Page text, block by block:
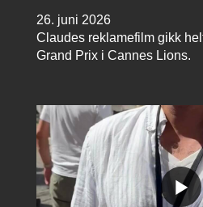
26. juni 2026
Claudes reklamefilm gikk
Grand Prix i Cannes Lions.